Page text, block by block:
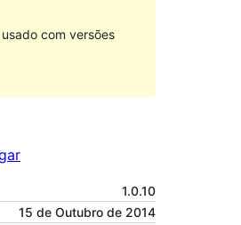
com versões
1.0.10
15 de Outubro de 2014